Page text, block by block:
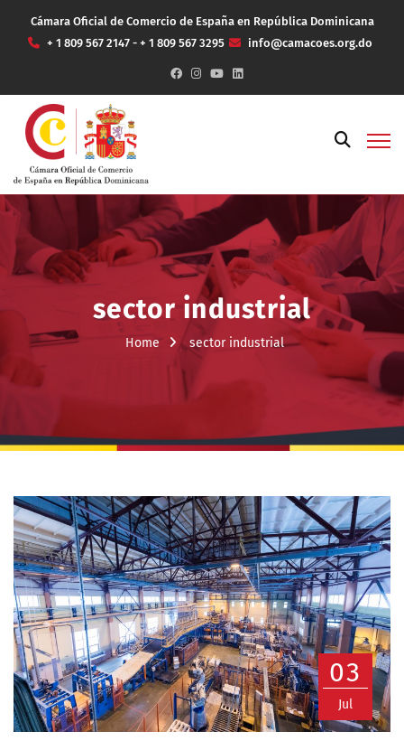
Cámara Oficial de Comercio de España en República Dominicana
+ 1 809 567 2147 - + 1 809 567 3295
info@camacoes.org.do
sector industrial
Home sector industrial
03
Jul